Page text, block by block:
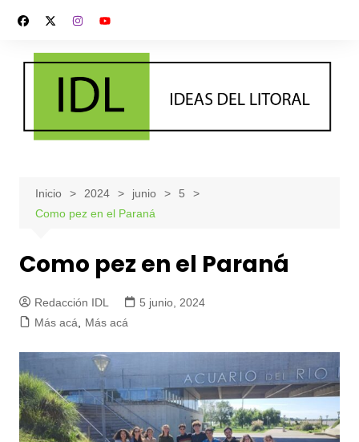
contenido
Inicio 2024 junio
5
Como pez en el Paraná
Como pez en el Paraná
Redacción IDL
5 junio, 2024
Más acá, Más acá